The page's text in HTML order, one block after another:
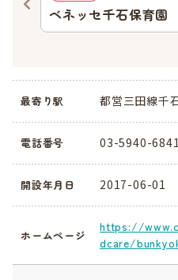
ベネッセ千石保育園
最寄り駅 都営三田線千
電話番号 03-5940-6841
開設年月日 2017-06-01
ホームページ
https://
dcare/